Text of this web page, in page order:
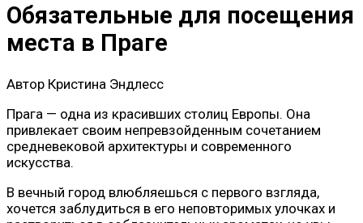
Обязательные для посещения
места в Праге
Автор Кристина Эндлесс
Прага — одна из красивших столиц Европы. Она
привлекает своим непревзойденным сочетанием
средневековой архитектуры и современного
искусства.
В вечный город влюбляешься с первого взгляда,
хочется заблудиться в его неповторимых улочках и